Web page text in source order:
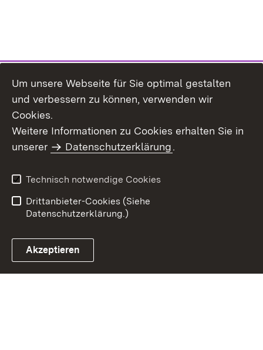
Benutzungshinweise
Erklärung zur
Um unsere Webseite für Sie optimal gestalten
und verbessern zu können, verwenden wir
Cookies.
Weitere Informationen zu Cookies erhalten Sie in
unserer
Datenschutzerklärung.
Technisch notwendige Cookies
Drittanbieter-Cookies (Siehe
Datenschutzerklärung.)
Akzeptieren